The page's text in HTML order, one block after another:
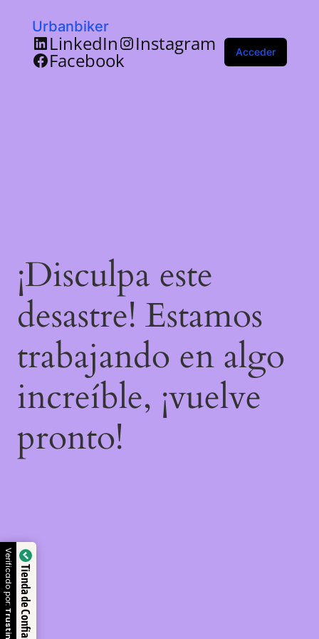
Urbanbiker
LinkedIn Instagram
Facebook Acceder
¡Disculpa este
desastre! Estamos
trabajando en algo
increíble, ¡vuelve
pronto!
Tienda de Confianza
Verificado por: